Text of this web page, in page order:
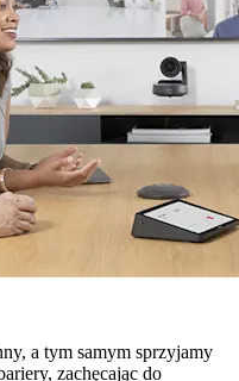
a tym samym sprzyjamy
zachęcając do